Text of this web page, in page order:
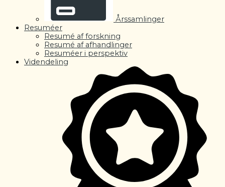
Årssamlinger
Resuméer
Resumé af forskning
Resumé af afhandlinger
Resuméer i perspektiv
Videndeling